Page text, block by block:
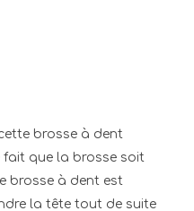
brosse à dent
fait que la brosse soit
brosse à dent est
la tête tout de suite